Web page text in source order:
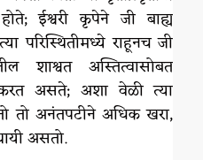
ईश्वरी कृपे‌ने जी बाह्य
परिस्थितीमध्ये राहूनच जी
शाश्वत अस्तित्वा‌सोबत
करत असते; अशा वेळी त्या
तो अनंतपटीने अधिक खरा,
असतो.